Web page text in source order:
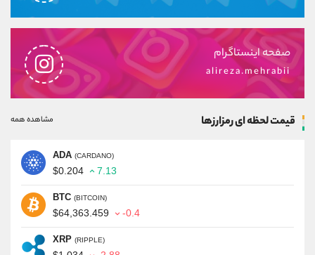
صفحه اینستاگرام
alireza.mehrabii
قیمت لحظه ای رمزارزها مشاهده همه
ADA (CARDANO)
$0.204 7.13
BTC (BITCOIN)
$64,363.459 -0.4
XRP (RIPPLE)